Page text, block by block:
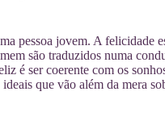
pessoa jovem. A felicidade
são traduzidos numa
é ser coerente com os
que vão além da mera